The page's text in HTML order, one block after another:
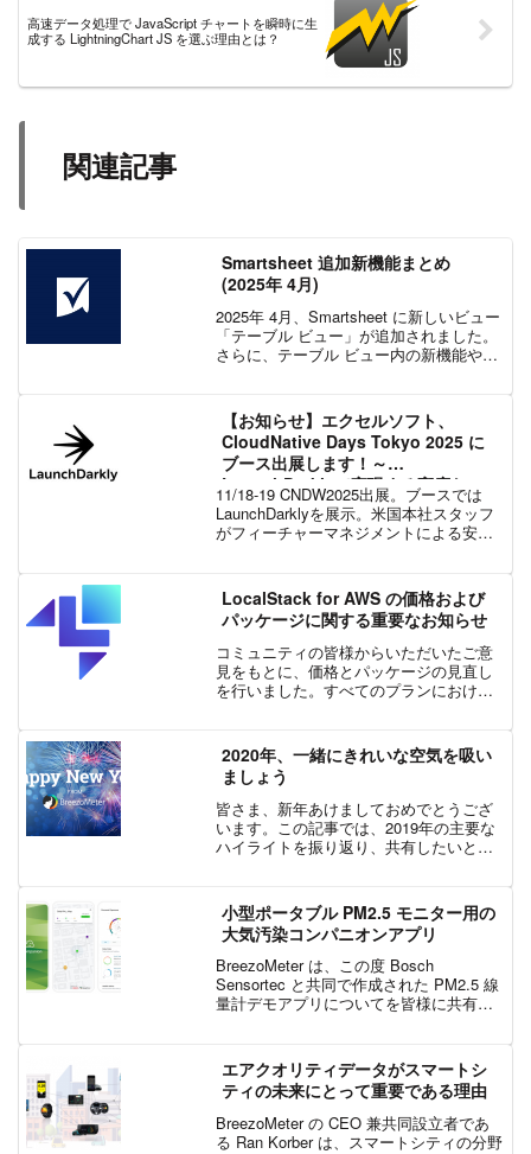
高速データ処理で JavaScript チャートを瞬時に生
成する LightningChart JS を選ぶ理由とは？
関連記事
Smartsheet 追加新機能まとめ
(2025年 4月)
2025年 4月、Smartsheet に新しいビュー
「テーブル ビュー」が追加されました。
さらに、テーブル ビュー内の新機能や未
な機能強化も行われています。それで...
【お知らせ】エクセルソフト、
CloudNative Days Tokyo 2025 に
ブース出展します！～
LaunchDarklyで実現する高度なフ
ィーチャーマネジメント～
11/18-19 CNDW2025出展。ブースでは
LaunchDarklyを展示。米国本社スタッフ
がフィーチャーマネジメントによる安全
課題を解決します。
LocalStack for AWS の価格および
パッケージに関する重要なお知らせ
コミュニティの皆様からいただいたご意
見をもとに、価格とパッケージの見直し
を行いました。すべてのプランにおける
の月額商用プラン、およびオープン ソー
ス プロジェクト...
2020年、一緒にきれいな空気を吸い
ましょう
皆さま、新年あけましておめでとうござ
います。この記事では、2019年の主要な
ハイライトを振り返り、共有したいと思
着情報をお楽しみに！2019年の Br...
小型ポータブル PM2.5 モニター用の
大気汚染コンパニオンアプリ
BreezoMeter は、この度 Bosch
Sensortec と共同で作成された PM2.5 線
量計デモアプリについてを皆様に共有で
ット、ウェアラブル...
エアクオリティデータがスマートシ
ティの未来にとって重要である理由
BreezoMeter の CEO 兼共同設立者であ
る Ran Korber は、スマートシティの分野